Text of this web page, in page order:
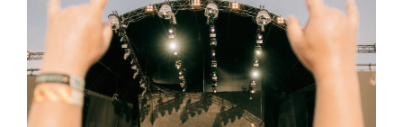
TILBEHØR
RESERVEDELE